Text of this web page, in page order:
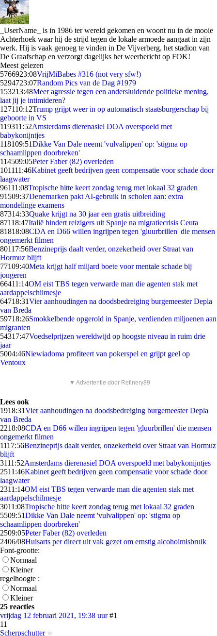
_UserName_ is in 1986 ter wereld gekomen en woont nu in de mooie
Achterhoek waar hij de strijd tegen de lokale armoede aangaat in zijn
werk. Hij is vaak genoeg te vinden in De Vijverberg, het stadion van
De Graafschap en verzorgt dagelijks het weerbericht op FOK!
Meest gelezen
5766923:08VrijMiBabes #316 (not very sfw!)
5294723:07Random Pics van de Dag #1979
153213:48Meer agressie tegen een andersluidende politieke mening,
laat jij je intimideren?
127110:12Trump grijpt weer in op automatisch staatsburgerschap bij
geboorte in VS
119311:52Amsterdams dierenasiel DOA overspoeld met
babykonijntjes
118109:51Dikke Van Dale neemt 'vulvalippen' op: 'stigma op
schaamlippen doorbreken'
114509:05Peter Faber (82) overleden
101111:46Kabinet geeft bedrijven geen compensatie voor schade door
laagwater
96111:08Tropische hitte keert zondag terug met lokaal 32 graden
91509:37Denemarken pakt AI-gebruik in scholen aan: extra
mondelinge examens
87314:33Quake krijgt na 30 jaar een gratis uitbreiding
87118:47Italië hindert reizigers uit Spanje na migratiecrisis Ceuta
81818:08CDA en D66 willen ingrijpen tegen 'gluurbrillen' die mensen
ongemerkt filmen
80117:56Benzineprijs daalt verder, onzekerheid over Straat van
Hormuz blijft
77109:40Meta krijgt half miljard boete voor mentale schade bij
jongeren
66411:14OM eist TBS tegen verwarde man die agenten stak met
aardappelschilmesje
64718:31Vier aanhoudingen na doodsbedreiging burgemeester Depla
van Breda
59718:26Smokkelbende opgerold in Spanje, verdienden miljoenen aan
migranten
54317:47Voedselprijzen wereldwijd op hoogste niveau in ruim drie
jaar
5004:46Niewiadoma profiteert van pokerspel en grijpt geel op
Ventoux
▼ Advertentie door Refinery89
Lees ook
1918:31Vier aanhoudingen na doodsbedreiging burgemeester Depla
van Breda
2218:08CDA en D66 willen ingrijpen tegen 'gluurbrillen' die mensen
ongemerkt filmen
1117:56Benzineprijs daalt verder, onzekerheid over Straat van Hormuz
blijft
3111:52Amsterdams dierenasiel DOA overspoeld met babykonijntjes
2511:46Kabinet geeft bedrijven geen compensatie voor schade door
laagwater
2311:14OM eist TBS tegen verwarde man die agenten stak met
aardappelschilmesje
3011:08Tropische hitte keert zondag terug met lokaal 32 graden
5509:51Dikke Van Dale neemt 'vulvalippen' op: 'stigma op
schaamlippen doorbreken'
2509:05Peter Faber (82) overleden
2406/08Huisarts per direct uit vak gezet om ernstig alcoholmisbruik
Font-grootte:
Normaal
Kleiner
regelhoogte :
Normaal
Kleiner
25 reacties
vrijdag 12 februari 2021, 19:38 uur #1
11
Scherpschutter